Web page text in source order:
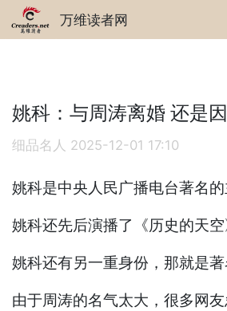
万维读者网
姚科：与周涛离婚 还是
细品名人 2025-12-01 17:10
姚科是中央人民广播电台著名
姚科还先后演播了《历史的天
姚科还有另一重身份，那就是著
由于周涛的名气太大，很多网